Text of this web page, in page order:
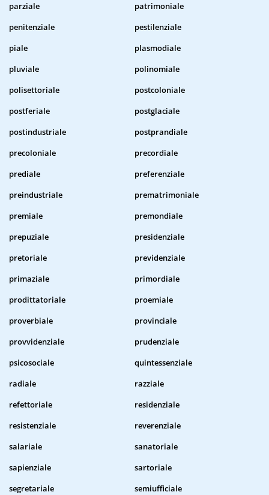
parziale
patrimoniale
penitenziale
pestilenziale
piale
plasmodiale
pluviale
polinomiale
polisettoriale
postcoloniale
postferiale
postglaciale
postindustriale
postprandiale
precoloniale
precordiale
prediale
preferenziale
preindustriale
prematrimoniale
premiale
premondiale
prepuziale
presidenziale
pretoriale
previdenziale
primaziale
primordiale
prodittatoriale
proemiale
proverbiale
provinciale
provvidenziale
prudenziale
psicosociale
quintessenziale
radiale
razziale
refettoriale
residenziale
resistenziale
reverenziale
salariale
sanatoriale
sapienziale
sartoriale
segretariale
semiufficiale